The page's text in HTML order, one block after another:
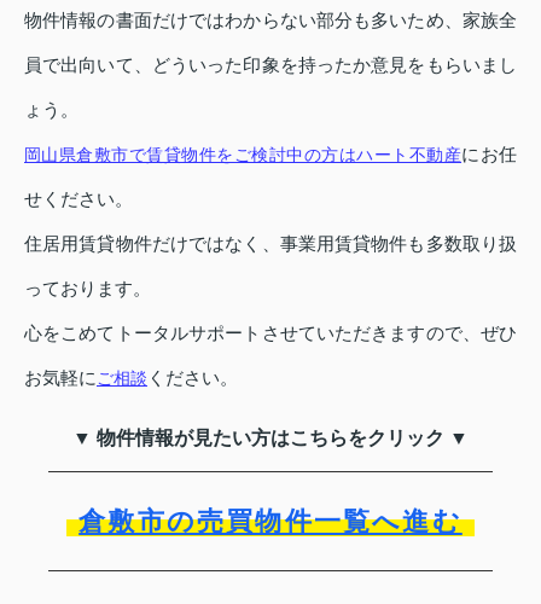
物件情報の書面だけではわからない部分も多いため、家族全
員で出向いて、どういった印象を持ったか意見をもらいまし
ょう。
岡山県倉敷市で賃貸物件をご検討中の方はハート不動産にお任
せください。
住居用賃貸物件だけではなく、事業用賃貸物件も多数取り扱
っております。
心をこめてトータルサポートさせていただきますので、ぜひ
お気軽に ご相談 ください。
▼ 物件情報が見たい方はこちらをクリック ▼
倉敷市の売買物件一覧へ進む